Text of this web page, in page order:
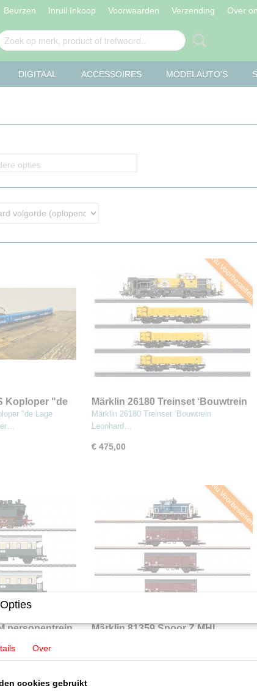
Beurzen Inruil Inkoop Voorwaarden Verzending Over
DIGITAAL ACCESSOIRES MODELAUTO'S
opties
Koploper "de
"de Lage
Nu Voorbestellen
Märklin 26180 Treinset ‘Bouwtrein
Leonhard Weiss’
Märklin 26180 Treinset ‘Bouwtrein
Leonhard…
€ 475,00
personentrein
Nu Voorbestellen
Märklin 81359 Spoor Z MHI
Over
cookies gebruikt